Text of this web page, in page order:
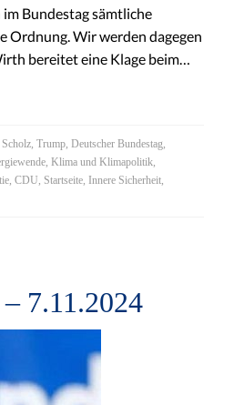
Bundestag sämtliche
Ordnung. Wir werden dagegen
bereitet eine Klage beim…
Scholz, Trump, Deutscher Bundestag,
, Klima und Klimapolitik,
, CDU, Startseite, Innere Sicherheit,
7.11.2024